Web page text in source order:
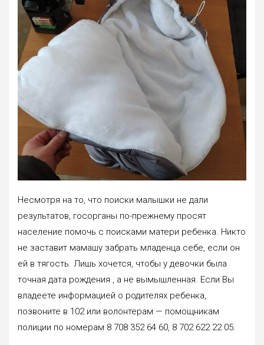
Несмотря на то, что поиски малышки не дали
результатов, госорганы по-прежнему просят
население помочь с поисками матери ребенка. Никто
не заставит мамашу забрать младенца себе, если он
ей в тягость. Лишь хочется, чтобы у девочки была
точная дата рождения , а не вымышленная. Если Вы
владеете информацией о родителях ребенка,
позвоните в 102 или волонтерам — помощникам
полиции по номерам​​ 8 708 352 64 60,​ 8 702 622 22 05.